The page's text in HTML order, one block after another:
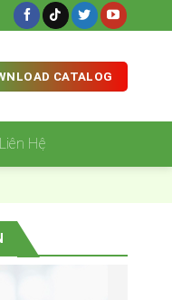
CATALOG
Liên Hệ